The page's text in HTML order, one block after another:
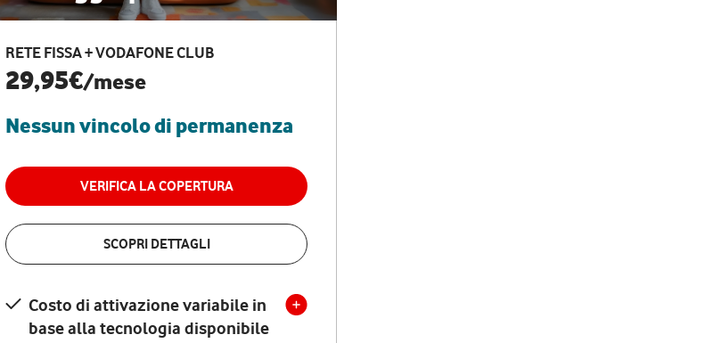
RETE FISSA + VODAFONE CLUB
29,95€/mese
Nessun vincolo di permanenza
VERIFICA LA COPERTURA
SCOPRI DETTAGLI
Costo di attivazione variabile in
base alla tecnologia disponibile